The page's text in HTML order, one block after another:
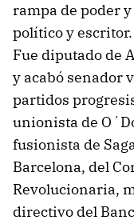
rampa de poder
político y escritor.
Fue diputado de
y acabó senador
partidos
unionista de
fusionista de
Barcelona, del
Revolucionaria,
directivo del